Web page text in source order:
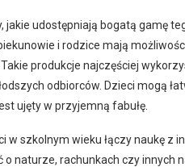
udostępniają bogatą gamę
i rodzice mają
produkcje najczęściej
odbiorców. Dzieci mogą
ujęty w przyjemną fabułę.
w szkolnym wieku łączy naukę z
naturze, rachunkach czy innych